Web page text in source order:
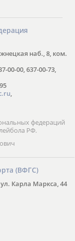
наб., 8, ком.
00-00, 637-00-73,
,
федераций
РФ.
(ВФГС)
Карла Маркса, 44